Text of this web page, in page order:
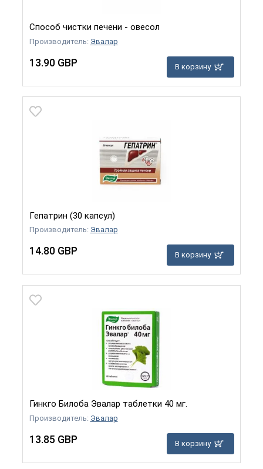
Способ чистки печени - овесол
Производитель: Эвалар
13.90 GBP В корзину
Гепатрин (30 капсул)
Производитель: Эвалар
14.80 GBP В корзину
Гинкго Билоба Эвалар таблетки 40 мг.
Производитель: Эвалар
13.85 GBP В корзину